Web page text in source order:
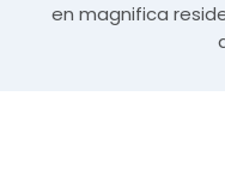
en magnifica